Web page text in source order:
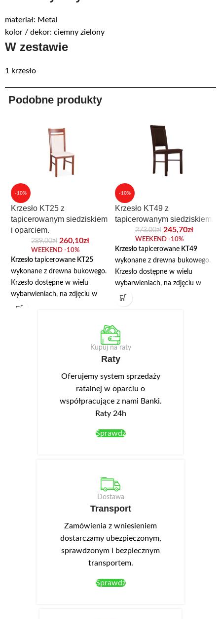
materiał: Metal
kolor / dekor: ciemny zielony
W zestawie
1 krzesło
Podobne produkty
-10%
Krzesło KT25 z
tapicerowanym siedziskiem
i oparciem.
289,00zł 260,10zł
WEEKEND -10%
Krzesło tapicerowane KT25
wykonane z drewna bukowego.
Krzesło dostępne w wielu
wybarwieniach, na zdjęciu w
kolorze jabłoń locarno. Cena
oparciem. W opcji dostępne są
-10%
Krzesło KT49 z
tapicerowanym siedziskiem.
273,00zł 245,70zł
WEEKEND -10%
Krzesło tapicerowaneKT49
wykonane z drewna bukowego.
Krzesło dostępne w wielu
wybarwieniach, na zdjęciu w
kolorze orzech jasny. Cena
dotyczy krzesła z
może być również z siedziskiem
twardym.
Kupuj na raty
Raty
Oferujemy system sprzedaży
ratalnej w oparciu o
współpracujące z nami Banki.
Raty 24h
Sprawdź
Dostawa
Transport
Zamówienia z wniesieniem
dostarczamy ubezpieczonym,
sprawdzonym i bezpiecznym
transportem.
Sprawdź